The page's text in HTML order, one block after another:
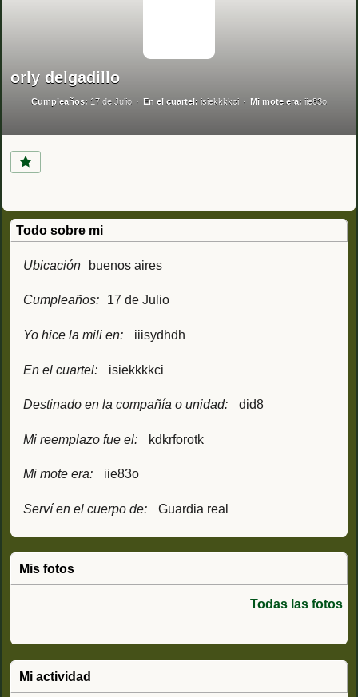
orly delgadillo
Cumpleaños: 17 de Julio En el cuartel: isiekkkkci Mi mote era: iie83o
Todo sobre mi
Ubicación buenos aires
Cumpleaños: 17 de Julio
Yo hice la mili en: iiisydhdh
En el cuartel: isiekkkkci
Destinado en la compañía o unidad: did8
Mi reemplazo fue el: kdkrforotk
Mi mote era: iie83o
Serví en el cuerpo de: Guardia real
Mis fotos
Todas las fotos
Mi actividad